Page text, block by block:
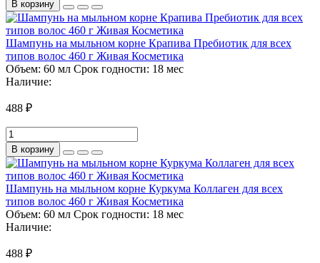
В корзину
Шампунь на мыльном корне Крапива Пребиотик для всех
типов волос 460 г Живая Косметика
Объем: 60 мл Срок годности: 18 мес
Наличие:
488 ₽
В корзину
Шампунь на мыльном корне Куркума Коллаген для всех
типов волос 460 г Живая Косметика
Объем: 60 мл Срок годности: 18 мес
Наличие:
488 ₽